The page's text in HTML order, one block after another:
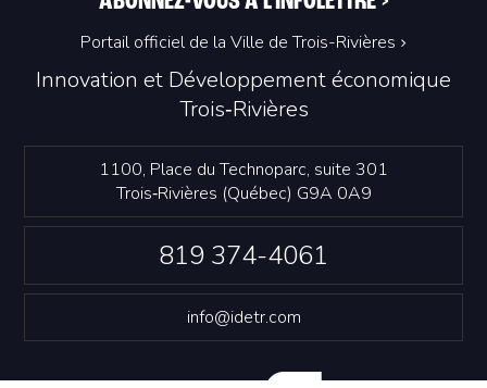
Innovation et Développement économique
Trois‑Rivières
1100, Place du Technoparc, suite 301
Trois‑Rivières (Québec) G9A 0A9
819 374-4061
info@idetr.com
Portail officiel de la Ville de Trois-Rivières